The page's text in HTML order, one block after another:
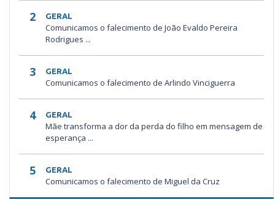
2 GERAL
Comunicamos o falecimento de João Evaldo Pereira
Rodrigues ...
3 GERAL
Comunicamos o falecimento de Arlindo Vinciguerra
4 GERAL
Mãe transforma a dor da perda do filho em mensagem de
esperança ...
5 GERAL
Comunicamos o falecimento de Miguel da Cruz